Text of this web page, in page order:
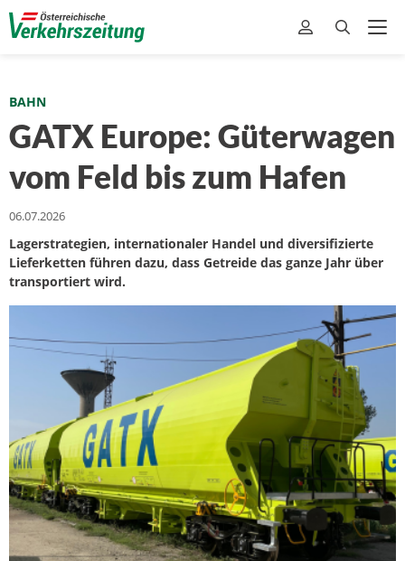
BAHN
GATX Europe: Güterwagen
vom Feld bis zum Hafen
06.07.2026
Lagerstrategien, internationaler Handel und diversifizierte
Lieferketten führen dazu, dass Getreide das ganze Jahr über
transportiert wird.